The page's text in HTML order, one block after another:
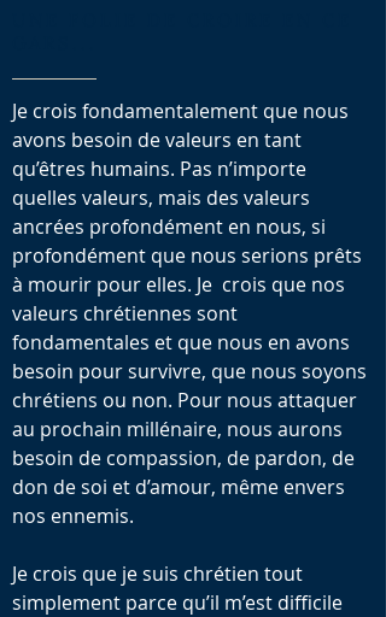
Je crois fondamentalement que nous
avons besoin de valeurs en tant
qu’êtres humains. Pas n’importe
quelles valeurs, mais des valeurs
ancrées profondément en nous, si
profondément que nous serions prêts
à mourir pour elles. Je crois que nos
valeurs chrétiennes sont
fondamentales et que nous en avons
besoin pour survivre, que nous soyons
chrétiens ou non. Pour nous attaquer
au prochain millénaire, nous aurons
besoin de compassion, de pardon, de
don de soi et d’amour, même envers
nos ennemis.
Je crois que je suis chrétien tout
simplement parce qu’il m’est difficile